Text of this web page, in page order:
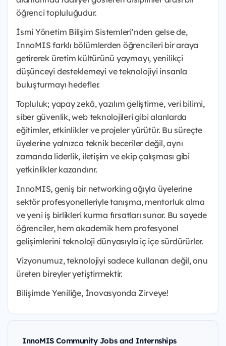
öğrenci topluluğudur.
İsmi Yönetim Bilişim Sistemleri’nden gelse de,
InnoMIS farklı bölümlerden öğrencileri bir araya
getirerek üretim kültürünü yaymayı, yenilikçi
düşünceyi desteklemeyi ve teknolojiyi insanla
buluşturmayı hedefler.
Topluluk; yapay zekâ, yazılım geliştirme, veri bilimi,
siber güvenlik, web teknolojileri gibi alanlarda
eğitimler, etkinlikler ve projeler yürütür. Bu süreçte
üyelerine yalnızca teknik beceriler değil, aynı
zamanda liderlik, iletişim ve ekip çalışması gibi
yetkinlikler kazandırır.
InnoMIS, geniş bir networking ağıyla üyelerine
sektör profesyonelleriyle tanışma, mentorluk alma
ve yeni iş birlikleri kurma fırsatları sunar. Bu sayede
öğrenciler, hem akademik hem profesyonel
gelişimlerini teknoloji dünyasıyla iç içe sürdürürler.
Vizyonumuz, teknolojiyi sadece kullanan değil, onu
üreten bireyler yetiştirmektir.
Bilişimde Yeniliğe, İnovasyonda Zirveye!
InnoMIS Community Jobs and Internships